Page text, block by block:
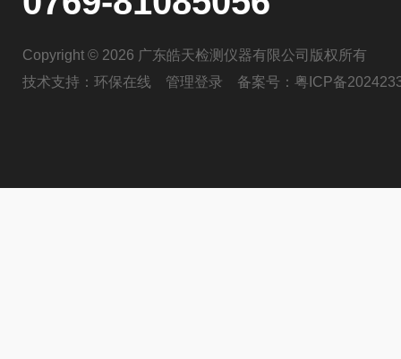
Copyright © 2026 广东皓天检测仪器有限公司版权所有
技术支持： 环保在线 管理登录 备案号： 粤ICP备